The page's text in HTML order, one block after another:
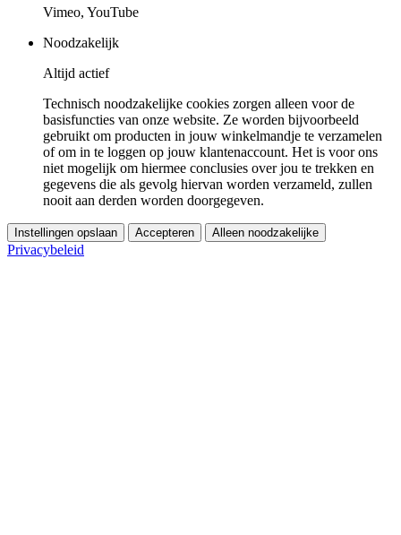
Vimeo, YouTube
Noodzakelijk
Altijd actief
Technisch noodzakelijke cookies zorgen alleen voor de
basisfuncties van onze website. Ze worden bijvoorbeeld
gebruikt om producten in jouw winkelmandje te verzamelen
of om in te loggen op jouw klantenaccount. Het is voor ons
niet mogelijk om hiermee conclusies over jou te trekken en
gegevens die als gevolg hiervan worden verzameld, zullen
nooit aan derden worden doorgegeven.
Instellingen opslaan Accepteren Alleen noodzakelijke
Privacybeleid